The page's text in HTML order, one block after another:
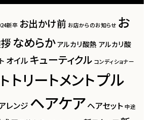
新卒 お出かけ前 お店からのお知らせ お
なめらか アルカリ酸熱 アルカリ酸
オイル キューティクル コンディショナー
トリートメントプル
レンジ ヘアケアヘアセット 中途